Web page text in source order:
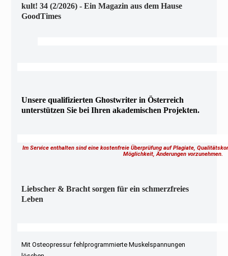
kult! 34 (2/2026) - Ein Magazin aus dem Hause
GoodTimes
Unsere qualifizierten Ghostwriter in Österreich
unterstützen Sie bei Ihren akademischen Projekten.
Im Service enthalten sind eine kostenfreie Überprüfung auf Plagiate,
Möglichkeit, Änderungen vorzunehmen.
Liebscher & Bracht sorgen für ein schmerzfreies
Leben
Mit Osteopressur fehlprogrammierte Muskelspannungen